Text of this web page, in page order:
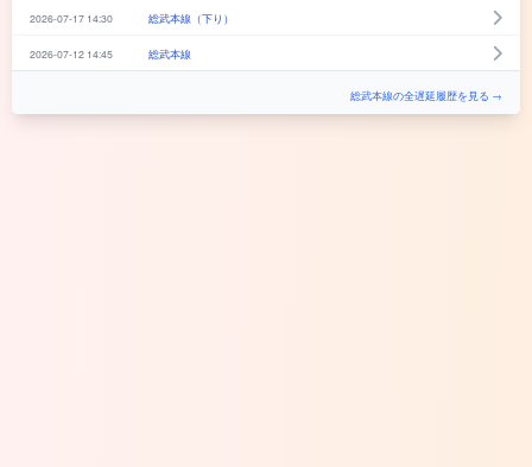
2026-07-17 14:30 総武本線（下り）
2026-07-12 14:45 総武本線
総武本線の全遅延履歴を見る →